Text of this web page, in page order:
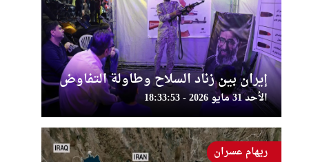
إيران بين زناد السلاح وطاولة التفاوض
الأحد 31 مايو 2026 - 18:33:53
ريهام عسران